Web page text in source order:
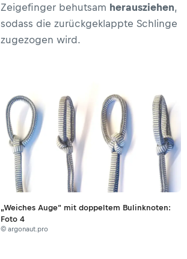
Zeigefinger behutsam herausziehen,
sodass die zurückgeklappte Schlinge
zugezogen wird.
„Weiches Auge“ mit doppeltem Bulinknoten:
Foto 4
© argonaut.pro